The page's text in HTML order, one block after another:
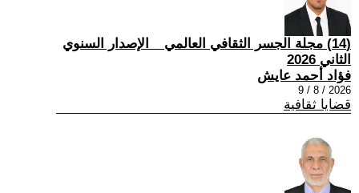
(14) مجلة الجسر الثقافي العالمي _ الإصدار السنوي
الثاني 2026
فؤاد أحمد عايش
2026 / 8 / 9
قضايا ثقافية